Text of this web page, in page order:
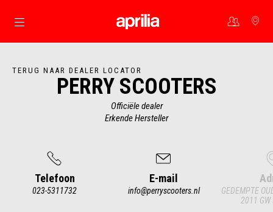
Ga naar de hoofdcontent
TERUG NAAR DEALER LOCATOR
PERRY SCOOTERS
Officiële dealer
Erkende Hersteller
Telefoon
023-5311732
E-mail
info@perryscooters.nl
GEDEMPTE
2011 GW